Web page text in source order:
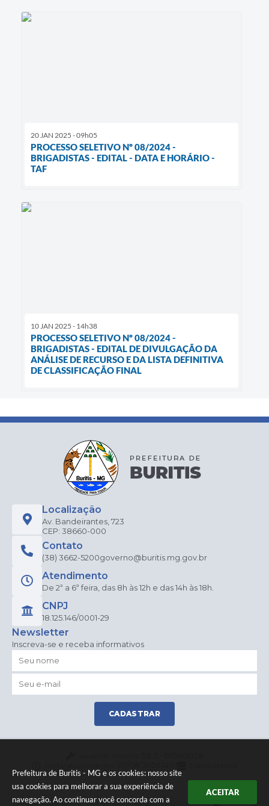
Prefeitura de Buritis - MG e os cookies: nosso site
usa cookies para melhorar a sua experiência de
navegação. Ao continuar você concorda com a
ACEITAR
20 JAN 2025 - 09h05
PROCESSO SELETIVO Nº 08/2024 -
BRIGADISTAS - EDITAL - DATA E HORÁRIO -
TAF
10 JAN 2025 - 14h38
PROCESSO SELETIVO Nº 08/2024 -
BRIGADISTAS - EDITAL DE DIVULGAÇÃO DA
ANÁLISE DE RECURSO E DA LISTA DEFINITIVA
DE CLASSIFICAÇÃO FINAL
Localização
Av. Bandeirantes, 723
CEP: 38660-000
Contato
(38) 3662-5200governo@buritis.mg.gov.br
Atendimento
De 2ª a 6ª feira, das 8h às 12h e das 14h às 18h.
CNPJ
18.125.146/0001-29
Newsletter
Inscreva-se e receba informativos
CADASTRAR